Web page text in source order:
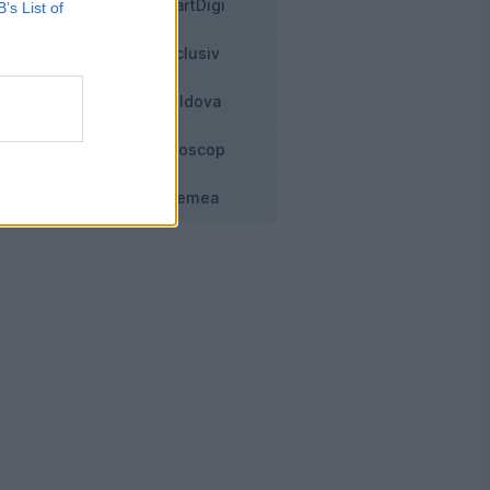
List of
SmartDigi
Exclusiv
Moldova
Horoscop
Vremea